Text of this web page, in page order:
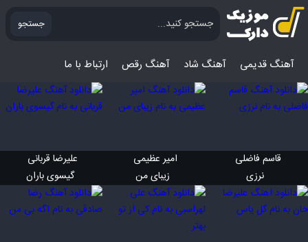
جستجو
آهنگ قدیمی آهنگ‌ شاد آهنگ رقص ارتباط با ما
قاسم فاضلی
نرزی
امیر عظیمی
زیبای من
علیرضا قربانی
گیسوی باران